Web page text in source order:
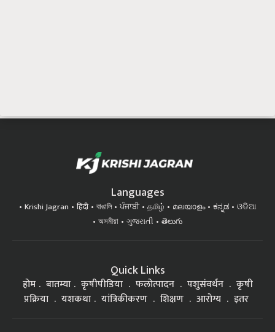
Languages
Krishi Jagran हिंदी বাঙালি ਪੰਜਾਬੀ தமிழ் മലയാളം ಕನ್ನಡ
ଓଡିଆ
অসমীয়া
ગુજરાતી తెలుగు
Quick Links
होम बातम्या कृषीपीडिया फलोत्पादन पशुसंवर्धन
कृषी
प्रक्रिया
यशकथा यांत्रिकीकरण शिक्षण आरोग्य इतर